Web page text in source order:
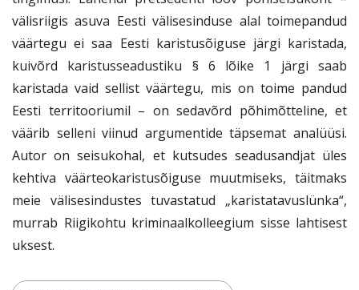
välisriigis asuva Eesti välisesinduse alal toimepandud
väärtegu ei saa Eesti karistusõiguse järgi karistada,
kuivõrd karistusseadustiku § 6 lõike 1 järgi saab
karistada vaid sellist väärtegu, mis on toime pandud
Eesti territooriumil – on sedavõrd põhimõtteline, et
väärib selleni viinud argumentide täpsemat analüüsi.
Autor on seisukohal, et kutsudes seadusandjat üles
kehtiva väärteokaristusõiguse muutmiseks, täitmaks
meie välisesindustes tuvastatud „karistatavuslünka“,
murrab Riigikohtu kriminaalkolleegium sisse lahtisest
uksest.